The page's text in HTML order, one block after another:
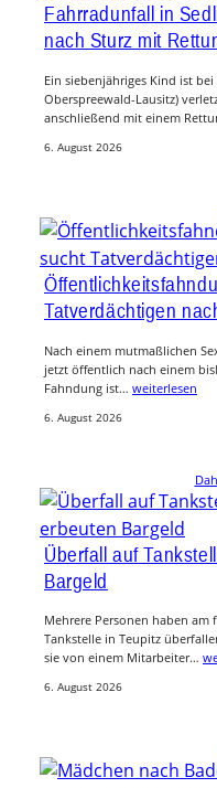
Fahrradunfall in
nach Sturz mit
Ein siebenjähriges Kind ist
Oberspreewald-Lausitz)
anschließend mit einem
6. August 2026
Tatverdächtigen
Nach einem mutmaßlichen
jetzt öffentlich nach einem
Fahndung ist… weiterlesen
6. August 2026
Überfall auf
Bargeld
Mehrere Personen haben
Tankstelle in Teupitz
sie von einem Mitarbeiter…
6. August 2026